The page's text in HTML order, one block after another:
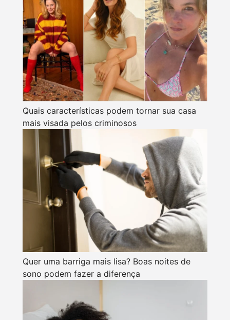
Quais características podem tornar sua casa
mais visada pelos criminosos
Quer uma barriga mais lisa? Boas noites de
sono podem fazer a diferença